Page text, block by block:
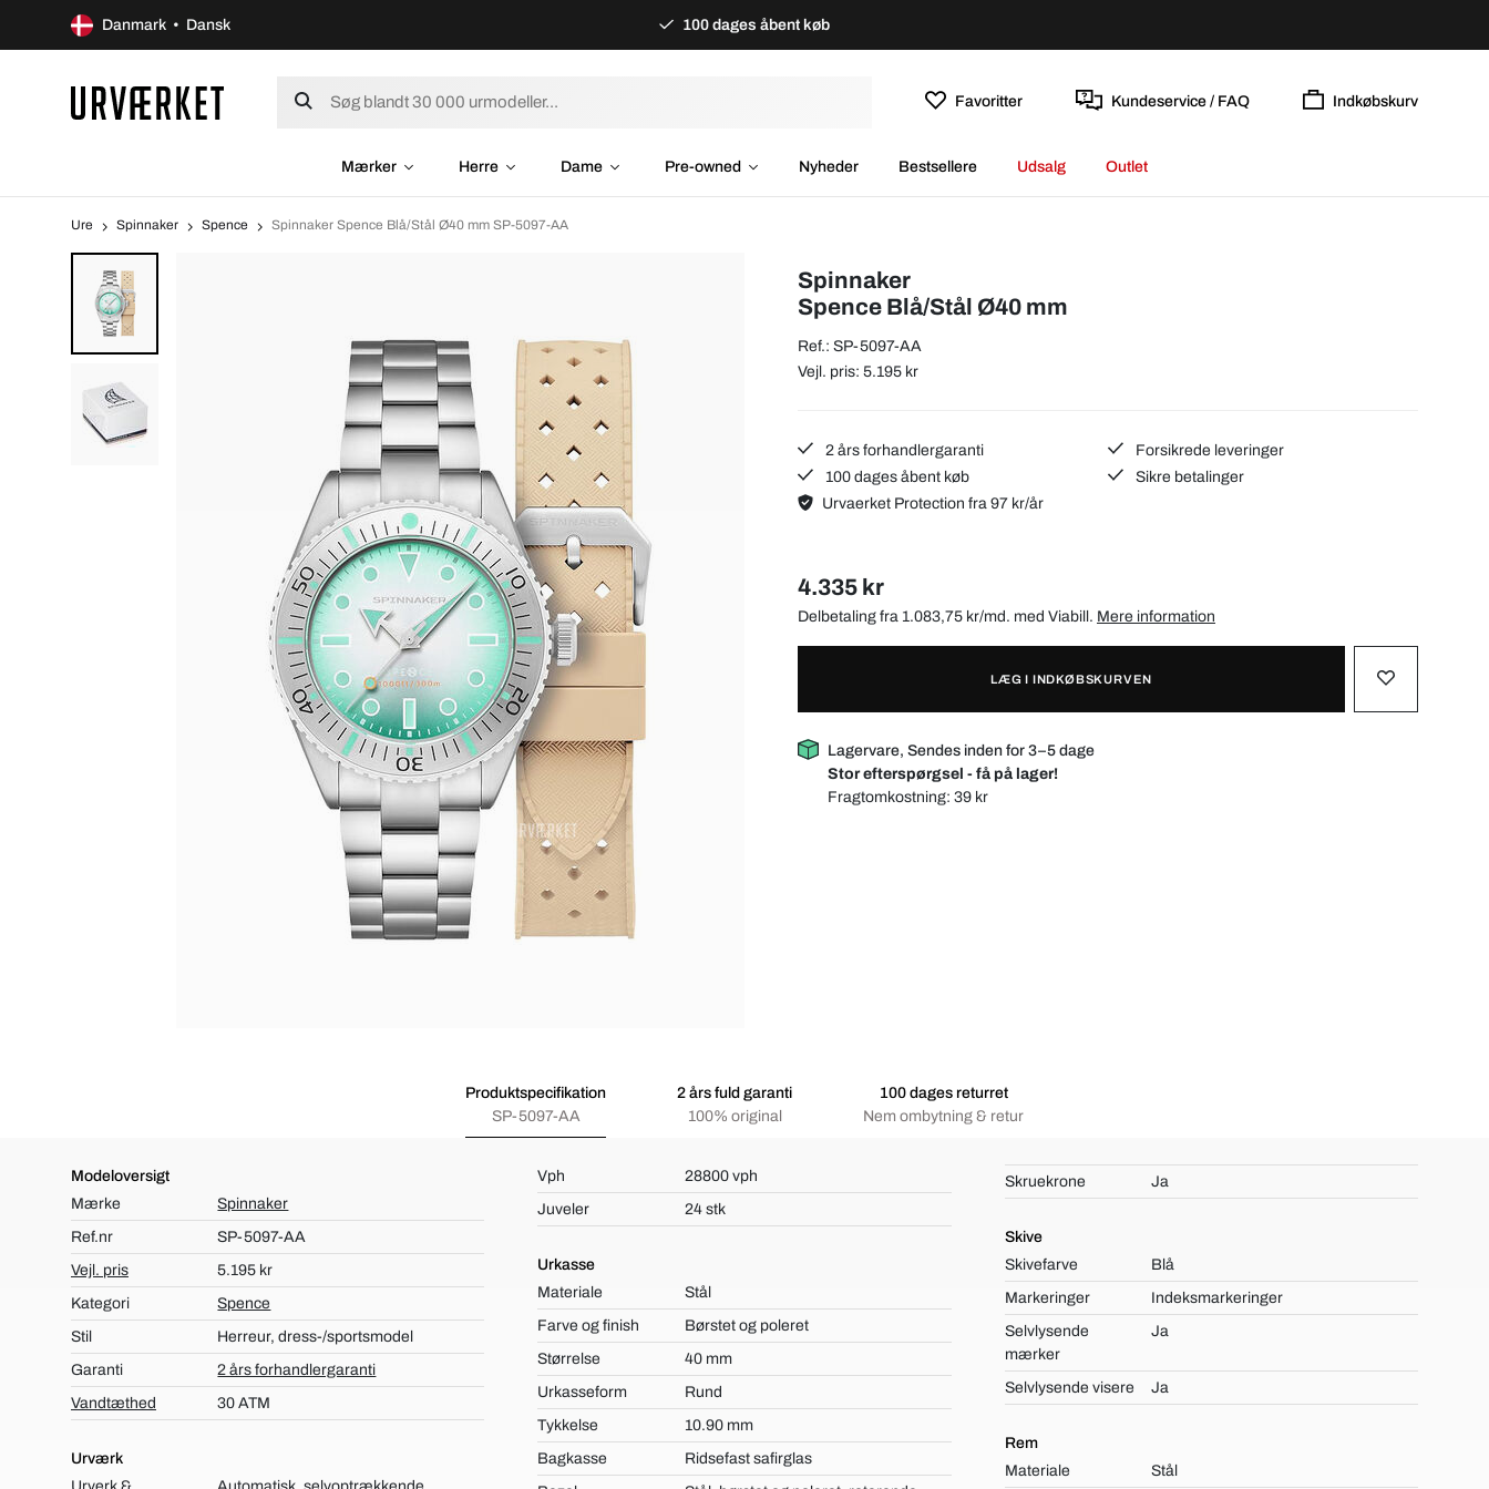
Danmark • Dansk 100 dages åbent køb
Favoritter Kundeservice / FAQ Indkøbskurv
Mærker Herre Dame Pre-owned Nyheder Bestsellere Udsalg Outlet
Ure Spinnaker Spence Spinnaker Spence Blå/Stål Ø40 mm SP-5097-AA
Spinnaker
Spence Blå/Stål Ø40 mm
Ref.: SP-5097-AA
Vejl. pris: 5.195 kr
2 års forhandlergaranti
Forsikrede leveringer
100 dages åbent køb
Sikre betalinger
Urvaerket Protection fra 97 kr/år
4.335 kr
Delbetaling fra 1.083,75 kr/md. med Viabill . Mere information
LÆG I INDKØBSKURVEN
Lagervare, Sendes inden for 3–5 dage
Stor efterspørgsel - få på lager!
Fragtomkostning:39 kr
Produktspecifikation
SP-5097-AA
2 års fuld garanti
100% original
100 dages returret
Nem ombytning & retur
Modeloversigt
Mærke
Spinnaker
Ref.nr
SP-5097-AA
Vejl. pris
5.195 kr
Kategori
Spence
Stil
Herreur, dress-/sportsmodel
Garanti
2 års forhandlergaranti
Vandtæthed
30 ATM
Urværk
Vph
28800 vph
Juveler
24 stk
Urkasse
Materiale
Stål
Farve og finish
Børstet og poleret
Størrelse
40 mm
Urkasseform
Rund
Tykkelse
10.90 mm
Bagkasse
Ridsefast safirglas
Skruekrone Ja
Skive
Skivefarve
Blå
Markeringer
Indeksmarkeringer
Selvlysende
mærker
Ja
Selvlysende visere Ja
Rem
Materiale
Stål